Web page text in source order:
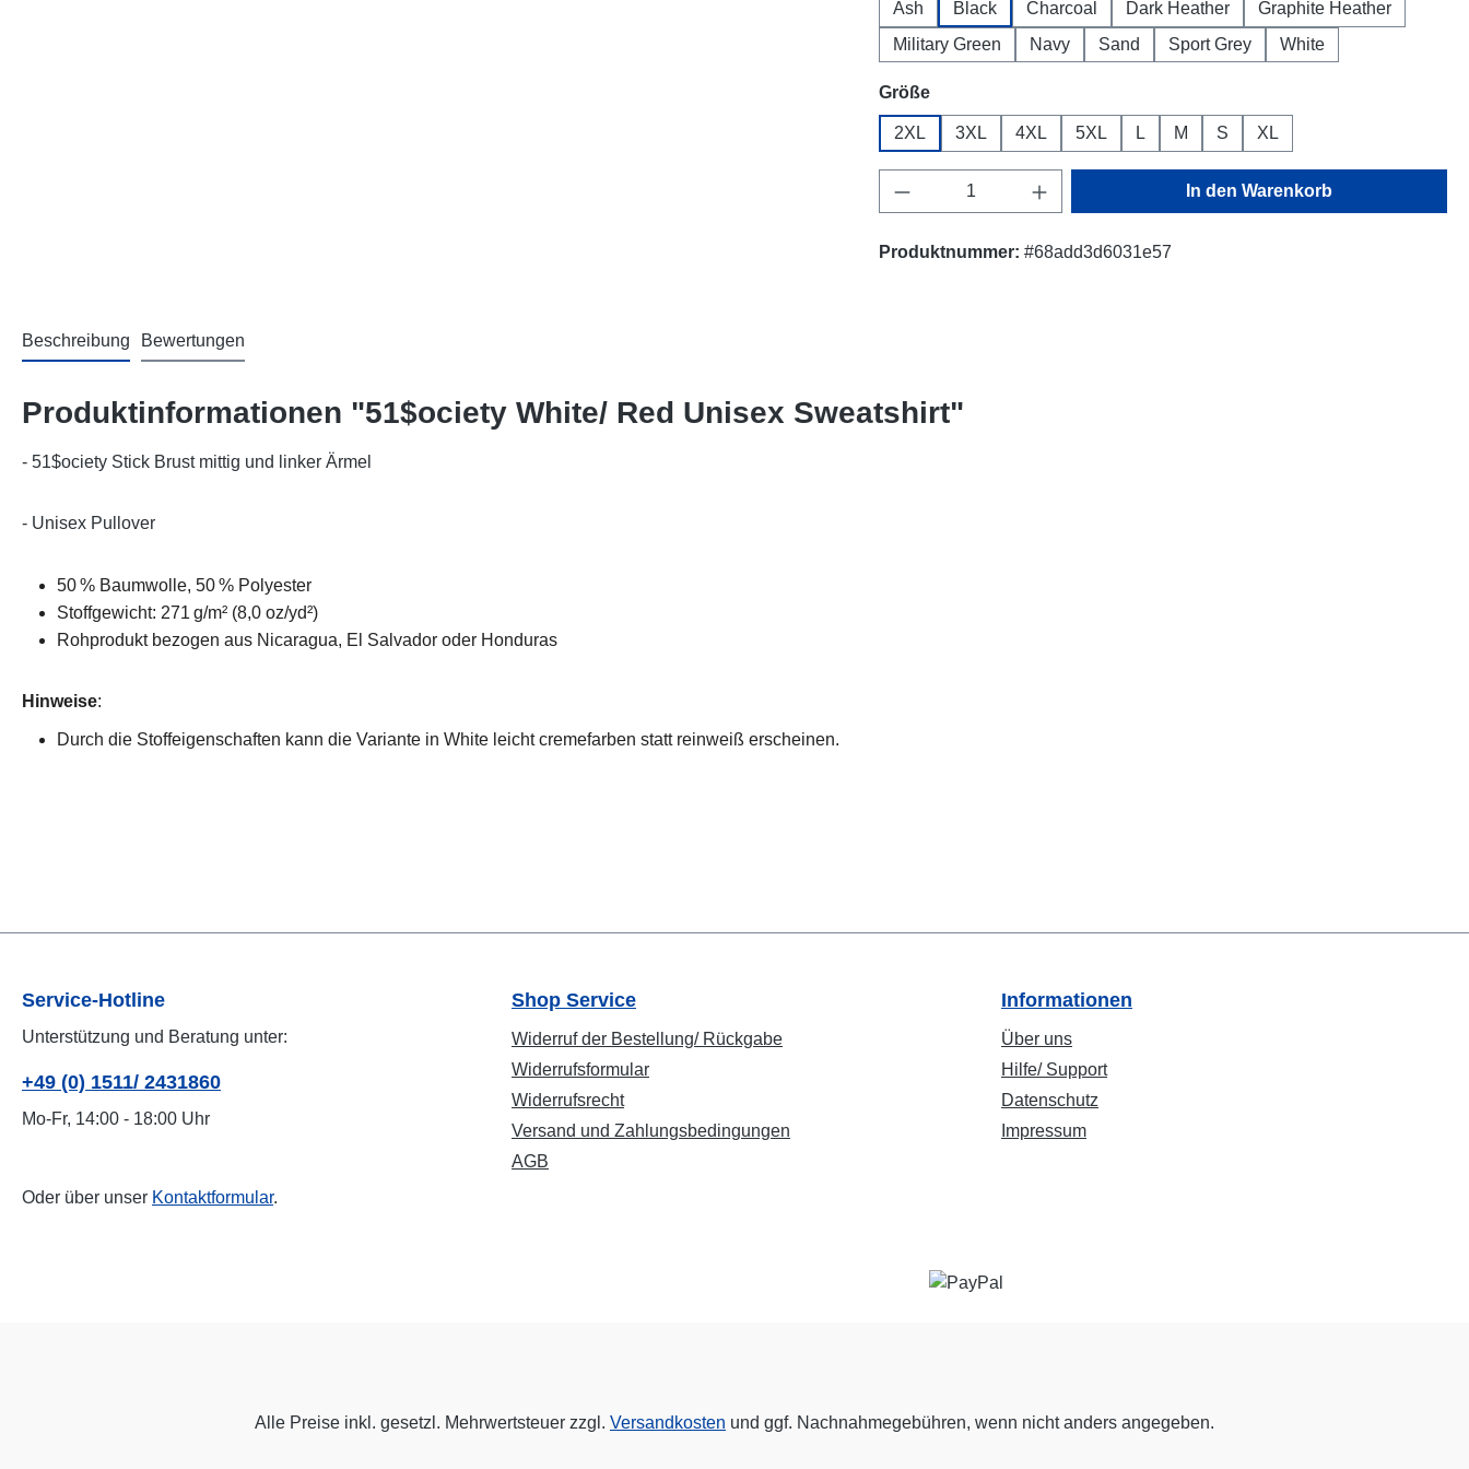
Ash Black Charcoal Dark Heather
Graphite Heather
Military Green
Navy Sand Sport Grey White
Größeauswählen
2XL 3XL 4XL 5XL L M S XL
Produkt Anzahl: Gib den gewünschten Wert ein
In den Warenkorb
Produktnummer: #68add3d6031e57
Beschreibung Bewertungen
Produktinformationen "51$ociety White/ Red Unisex Sweatshirt"
- 51$ociety Stick Brust mittig und linker Ärmel
- Unisex Pullover
50 % Baumwolle, 50 % Polyester
Stoffgewicht: 271 g/m² (8,0 oz/yd²)
Rohprodukt bezogen aus Nicaragua, El Salvador oder Honduras
Hinweise:
Durch die Stoffeigenschaften kann die Variante in White leicht cremefarben statt reinweiß erscheinen.
Service-Hotline
Unterstützung und Beratung unter:
+49 (0) 1511/ 2431860
Mo-Fr, 14:00 - 18:00 Uhr
Oder über unser Kontaktformular.
Shop Service
Widerruf der Bestellung/ Rückgabe
Widerrufsformular
Widerrufsrecht
Versand und Zahlungsbedingungen
AGB
Informationen
Über uns
Hilfe/ Support
Datenschutz
Impressum
Alle Preise inkl. gesetzl. Mehrwertsteuer zzgl. Versandkosten und ggf. Nachnahmegebühren, wenn nicht anders angegeben.